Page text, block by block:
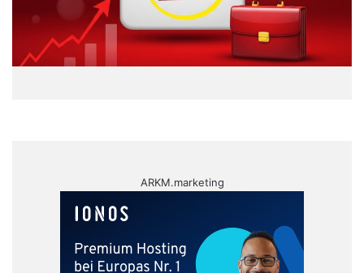
ARKM.marketing